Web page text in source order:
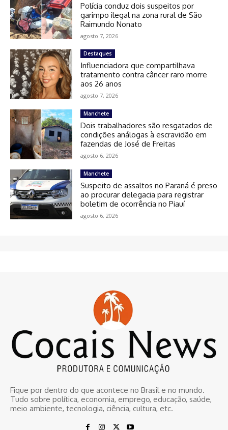
Polícia conduz dois suspeitos por
garimpo ilegal na zona rural de São
Raimundo Nonato
agosto 7, 2026
Destaques
Influenciadora que compartilhava
tratamento contra câncer raro morre
aos 26 anos
agosto 7, 2026
Manchete
Dois trabalhadores são resgatados de
condições análogas à escravidão em
fazendas de José de Freitas
agosto 6, 2026
Manchete
Suspeito de assaltos no Paraná é preso
ao procurar delegacia para registrar
boletim de ocorrência no Piauí
agosto 6, 2026
Fique por dentro do que acontece no Brasil e no mundo.
Tudo sobre política, economia, emprego, educação, saúde,
meio ambiente, tecnologia, ciência, cultura, etc.